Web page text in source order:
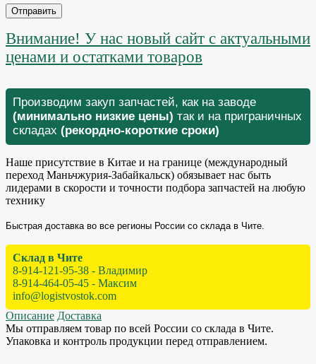
Отправить
Внимание! У нас новый сайт с актуальными
ценами и остатками товаров
Производим закуп запчастей, как на заводе
(минимально низкие цены) так и на приграничных
складах (рекордно-короткие сроки)
Наше присутствие в Китае и на границе (международный
переход Маньчжурия-Забайкальск) обязывает нас быть
лидерами в скорости и точности подбора запчастей на любую
технику
Быстрая доставка во все регионы России со склада в Чите.
Склад в Чите
8-914-121-95-38 - Владимир
8-914-464-05-45 - Максим
info@logistvostok.com
Описание Доставка
Мы отправляем товар по всей России со склада в Чите.
Упаковка и контроль продукции перед отправлением.